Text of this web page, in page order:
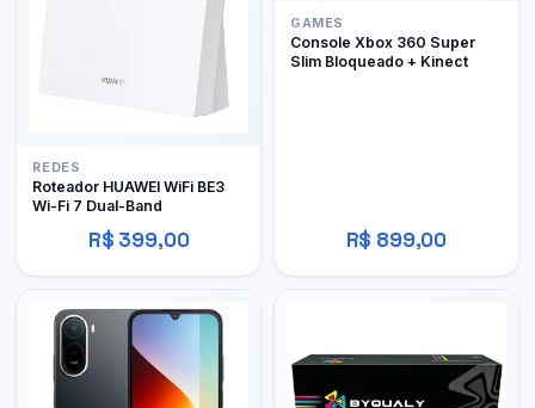
REDES
Roteador HUAWEI WiFi BE3
Wi-Fi 7 Dual-Band
R$ 399,00
GAMES
Console Xbox 360 Super
Slim Bloqueado + Kinect
R$ 899,00